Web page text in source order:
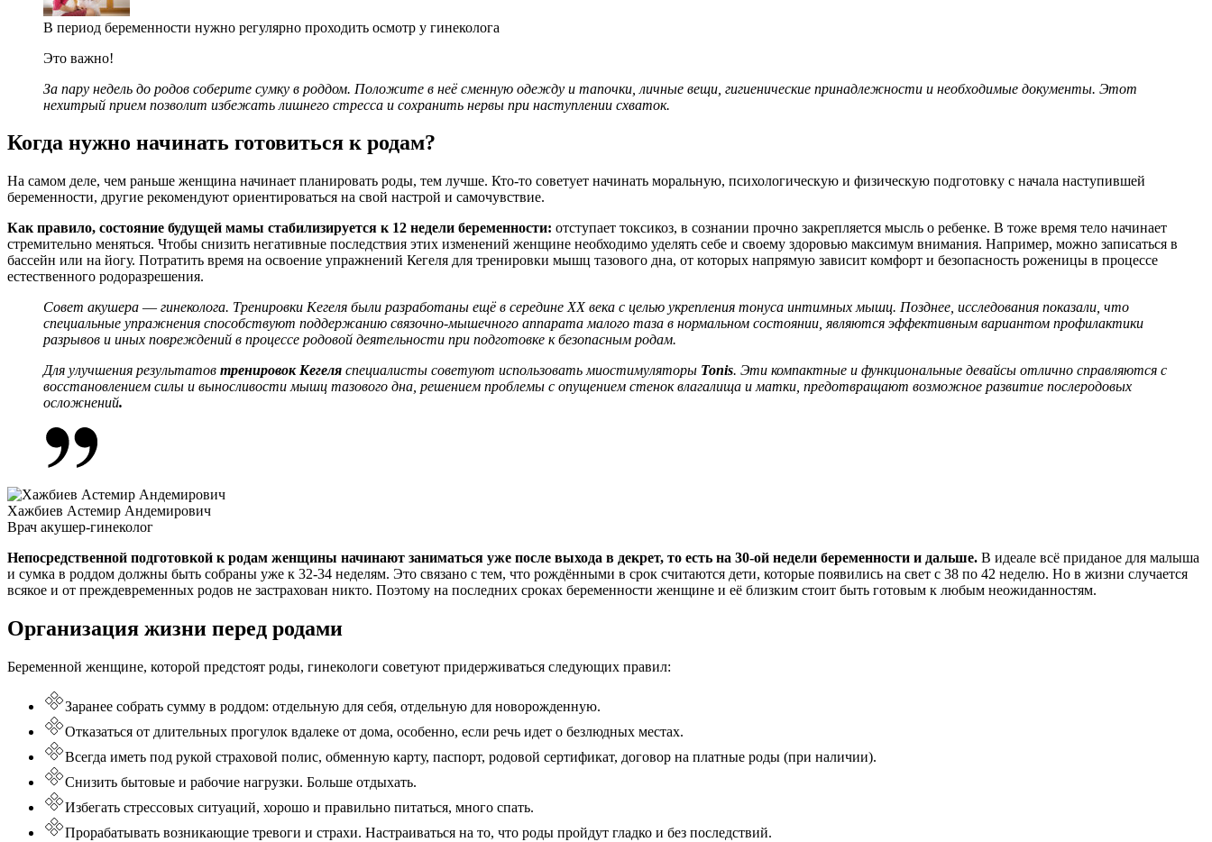
В период беременности нужно регулярно проходить осмотр у гинеколога
Это важно!
За пару недель до родов соберите сумку в роддом. Положите в неё сменную одежду и тапочки, личные вещи, гигиенические принадлежности и необходимые документы. Этот
нехитрый прием позволит избежать лишнего стресса и сохранить нервы при наступлении схваток.
Когда нужно начинать готовиться к родам?
На самом деле, чем раньше женщина начинает планировать роды, тем лучше. Кто-то советует начинать моральную, психологическую и физическую подготовку с начала наступившей
беременности, другие рекомендуют ориентироваться на свой настрой и самочувствие.
Как правило, состояние будущей мамы стабилизируется к 12 недели беременности: отступает токсикоз, в сознании прочно закрепляется мысль о ребенке. В тоже время тело начинает
стремительно меняться. Чтобы снизить негативные последствия этих изменений женщине необходимо уделять себе и своему здоровью максимум внимания. Например, можно записаться в
бассейн или на йогу. Потратить время на освоение упражнений Кегеля для тренировки мышц тазового дна, от которых напрямую зависит комфорт и безопасность роженицы в процессе
естественного родоразрешения.
Совет акушера — гинеколога. Тренировки Кегеля были разработаны ещё в середине XX века с целью укрепления тонуса интимных мышц. Позднее, исследования показали, что
специальные упражнения способствуют поддержанию связочно-мышечного аппарата малого таза в нормальном состоянии, являются эффективным вариантом профилактики
разрывов и иных повреждений в процессе родовой деятельности при подготовке к безопасным родам.
Для улучшения результатов тренировок Кегеля специалисты советуют использовать миостимуляторы Tonis. Эти компактные и функциональные девайсы отлично справляются с
восстановлением силы и выносливости мышц тазового дна, решением проблемы с опущением стенок влагалища и матки, предотвращают возможное развитие послеродовых
осложнений.
Хажбиев Астемир Андемирович
Врач акушер-гинеколог
Непосредственной подготовкой к родам женщины начинают заниматься уже после выхода в декрет, то есть на 30-ой недели беременности и дальше. В идеале всё приданое для малыша
и сумка в роддом должны быть собраны уже к 32-34 неделям. Это связано с тем, что рождёнными в срок считаются дети, которые появились на свет с 38 по 42 неделю. Но в жизни случается
всякое и от преждевременных родов не застрахован никто. Поэтому на последних сроках беременности женщине и её близким стоит быть готовым к любым неожиданностям.
Организация жизни перед родами
Беременной женщине, которой предстоят роды, гинекологи советуют придерживаться следующих правил:
Заранее собрать сумму в роддом: отдельную для себя, отдельную для новорожденную.
Отказаться от длительных прогулок вдалеке от дома, особенно, если речь идет о безлюдных местах.
Всегда иметь под рукой страховой полис, обменную карту, паспорт, родовой сертификат, договор на платные роды (при наличии).
Снизить бытовые и рабочие нагрузки. Больше отдыхать.
Избегать стрессовых ситуаций, хорошо и правильно питаться, много спать.
Прорабатывать возникающие тревоги и страхи. Настраиваться на то, что роды пройдут гладко и без последствий.